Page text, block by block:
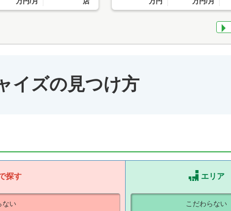
イズの見つけ方
探す
ない
エリア
こだわらない